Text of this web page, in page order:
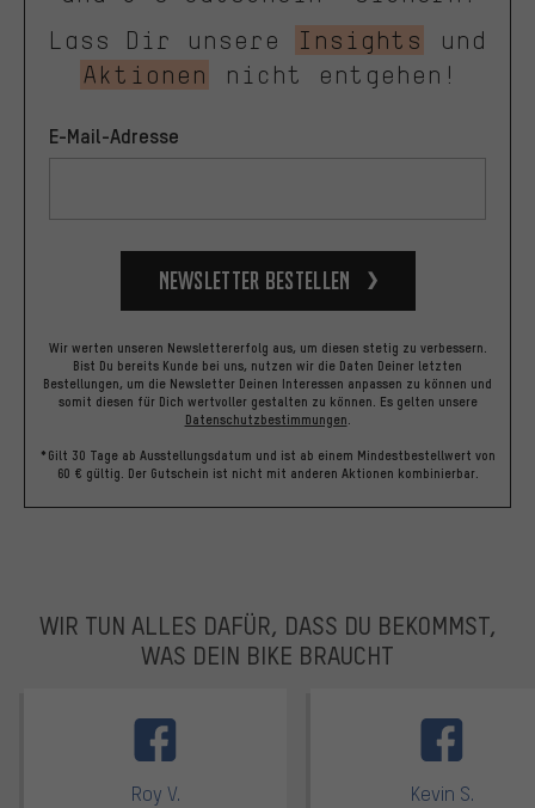
Lass Dir unsere
Insights
und
Aktionen
nicht entgehen!
E-Mail-Adresse
Newsletter bestellen
Wir werten unseren Newslettererfolg aus, um diesen stetig zu verbessern.
Bist Du bereits Kunde bei uns, nutzen wir die Daten Deiner letzten
Bestellungen, um die Newsletter Deinen Interessen anpassen zu können und
somit diesen für Dich wertvoller gestalten zu können. Es gelten unsere
Datenschutzbestimmungen.
*Gilt 30 Tage ab Ausstellungsdatum und ist ab einem Mindestbestellwert von
60 € gültig. Der Gutschein ist nicht mit anderen Aktionen kombinierbar.
WIR TUN ALLES DAFÜR, DASS DU BEKOMMST,
WAS DEIN BIKE BRAUCHT
Roy V. Kevin S.